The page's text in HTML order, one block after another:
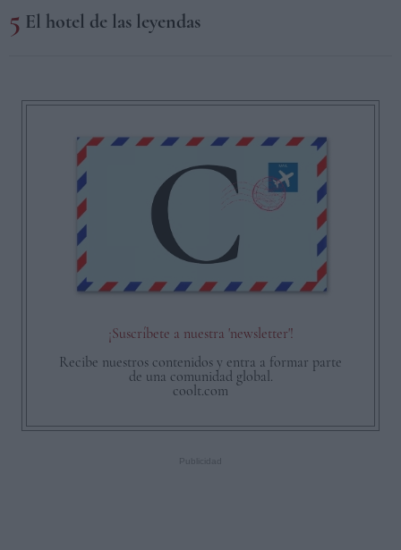
El hotel de las leyendas
¡Suscríbete a nuestra 'newsletter'!
Recibe nuestros contenidos y entra a formar parte
de una comunidad global.
coolt.com